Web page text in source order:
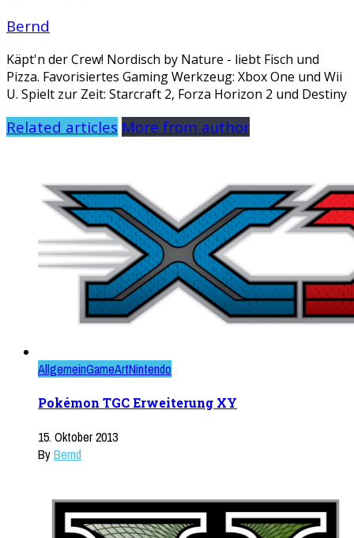
Bernd
Käpt'n der Crew! Nordisch by Nature - liebt Fisch und
Pizza. Favorisiertes Gaming Werkzeug: Xbox One und Wii
U. Spielt zur Zeit: Starcraft 2, Forza Horizon 2 und Destiny
Related articles More from author
AllgemeinGameArtNintendo
Pokémon TGC Erweiterung XY
15. Oktober 2013
ByBernd